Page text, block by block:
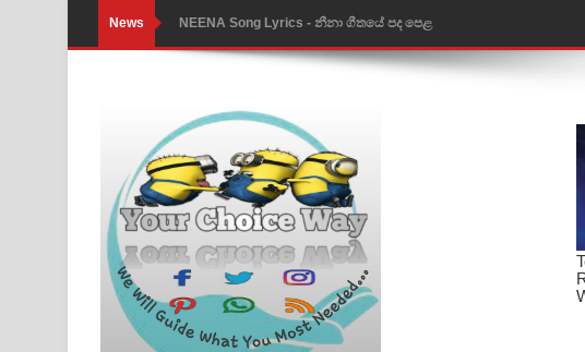
News NEENA Song Lyrics - නීනා ගීතයේ පද පෙළ
Ahimi Wimai Himi Song Lyrics - අහිමි විමයි හිමි ගීතයේ පද පෙළ
Mathaka Parana Song Lyrics - මතක පාරනා ගීතයේ පද පෙළ
Nimnadhen Song Lyrics - නිම්නාදෙන් ගීතයේ පද පෙළ
Obamai Mage Adare Song Lyrics - ඔබමයි මගේ ආදරේ ගීතයේ පද පෙළ
Pansal Gihin Song Lyrics - පන්සල් ගිහිං ගීතයේ පද පෙළ
Ankeliya Song Lyrics - අංකෙළිය ගීතයේ පද පෙළ
DEAR GOD Song Lyrics - ඩියර් ගෝඩ් ගීතයේ පද පෙළ